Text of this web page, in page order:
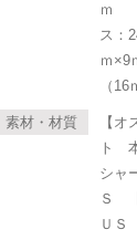
ｍ
ス：
ｍ
（16
素材・材質
【
ト
シャ
Ｓ
ＵＳ